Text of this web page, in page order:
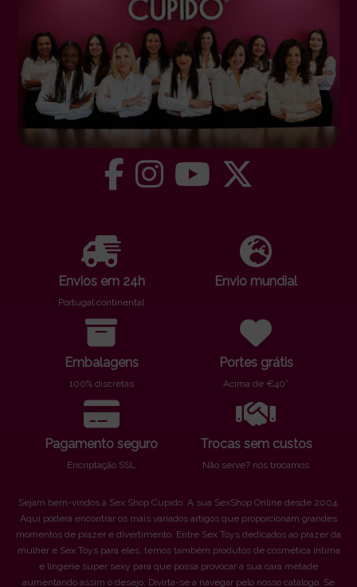
Envios em 24h
Portugal continental
Envio mundial
Embalagens
100% discretas
Portes grátis
Acima de €40*
Pagamento seguro
Encriptação SSL
Trocas sem custos
Não serve? nós trocamos
Sejam bem-vindos à Sex Shop Cupido. A sua SexShop Online desde 2004.
Aqui poderá encontrar os mais variados artigos que proporcionam grandes
momentos de prazer e divertimento. Entre Sex Toys dedicados ao prazer da
mulher e Sex Toys para eles, temos também produtos de cosmética íntima
e lingerie super sexy para que possa provocar a sua cara metade
aumentando assim o desejo. Divirta-se a navegar pelo nosso catálogo. Se